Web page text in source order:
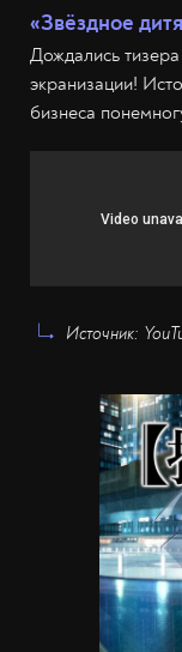
«Звёздное
Дождались
экранизации!
бизнеса
Источник: